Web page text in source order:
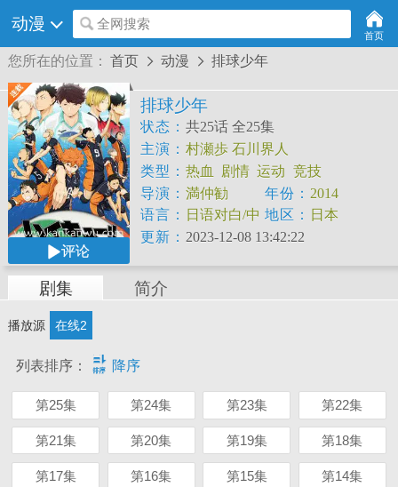
动漫 全网搜索
首页
您所在的位置： 首页  动漫  排球少年
评论
排球少年
状态： 共25话 全25集
主演： 村瀬歩 石川界人
类型： 热血 剧情 运动 竞技
导演： 満仲勧 年份： 2014
语言：
日语对白/中
文字幕
地区：
日本
更新： 2023-12-08 13:42:22
剧集 简介
播放源 在线2
列表排序：  降序
第25集 第24集 第23集 第22集
第21集 第20集 第19集 第18集
第17集 第16集 第15集 第14集